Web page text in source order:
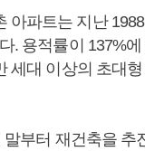
아파트는 지난
. 용적률이 137%
세대 이상의 초대
말부터 재건축을 추